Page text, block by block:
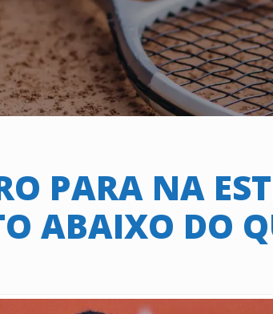
PARA NA
ABAIXO DO